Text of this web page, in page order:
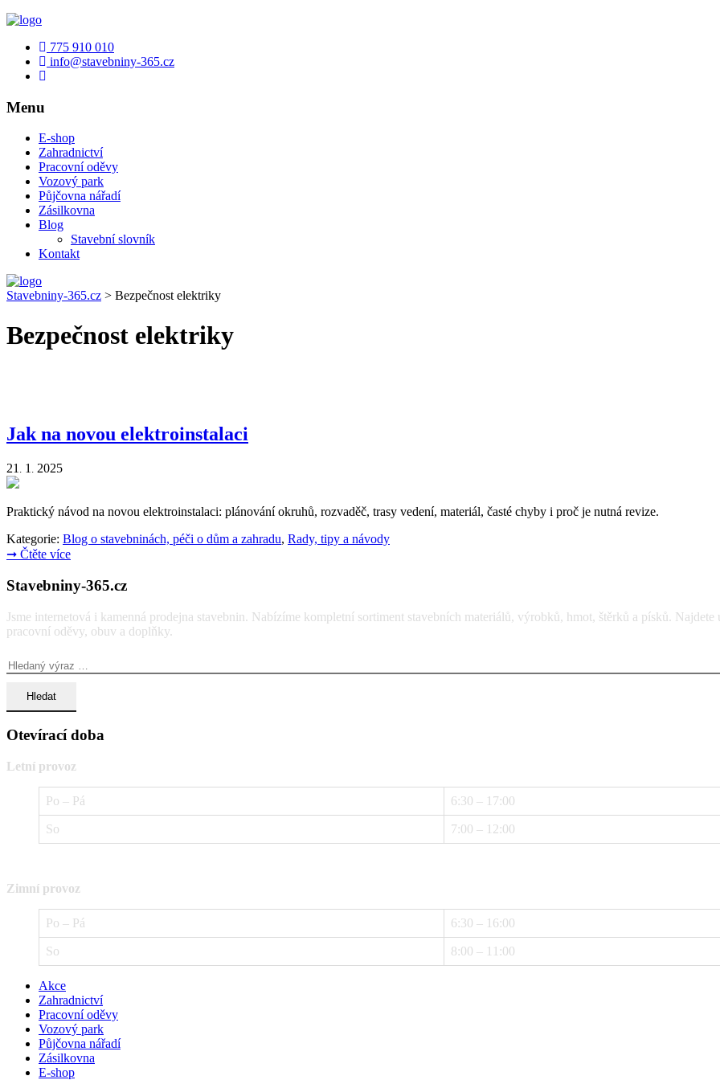
775 910 010
info@stavebniny-365.cz
Menu
E-shop
Zahradnictví
Pracovní oděvy
Vozový park
Půjčovna nářadí
Zásilkovna
Blog
Stavební slovník
Kontakt
Stavebniny-365.cz > Bezpečnost elektriky
Bezpečnost elektriky
Jak na novou elektroinstalaci
21 . 1 . 2025
Praktický návod na novou elektroinstalaci: plánování okruhů, rozvaděč, trasy vedení, materiál, časté chyby i proč je nutná revize.
Kategorie: Blog o stavebninách, péči o dům a zahradu, Rady, tipy a návody
➞ Čtěte více
Stavebniny-365.cz
Jsme internetová i kamenná prodejna stavebnin. Nabízíme kompletní sortiment stavebních materiálů, výrobků, hmot, štěrků a písků.
pracovní oděvy, obuv a doplňky.
Otevírací doba
Letní provoz
Po – Pá 6:30 – 17:00
So 7:00 – 12:00
Zimní provoz
Po – Pá 6:30 – 16:00
So 8:00 – 11:00
Akce
Zahradnictví
Pracovní oděvy
Vozový park
Půjčovna nářadí
Zásilkovna
E-shop